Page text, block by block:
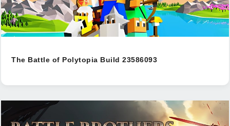
The Battle of Polytopia Build 23586093